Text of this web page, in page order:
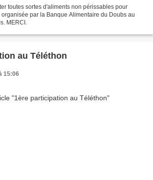
toutes sortes d'aliments non périssables pour
par la Banque Alimentaire du Doubs au
MERCI.
au Téléthon
15:06